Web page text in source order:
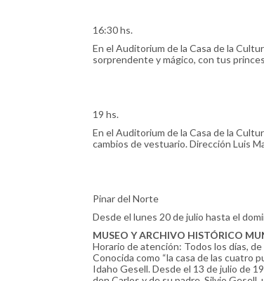
16:30 hs.
En el Auditorium de la Casa de la
sorprendente y mágico, con tus
19 hs.
En el Auditorium de la Casa de la
cambios de vestuario. Dirección Luis
Pinar del Norte
Desde el lunes 20 de julio hasta el
MUSEO Y ARCHIVO HISTÓRICO
Horario de atención: Todos los días, de
Conocida como “la casa de las cuatro
Idaho Gesell. Desde el 13 de julio de